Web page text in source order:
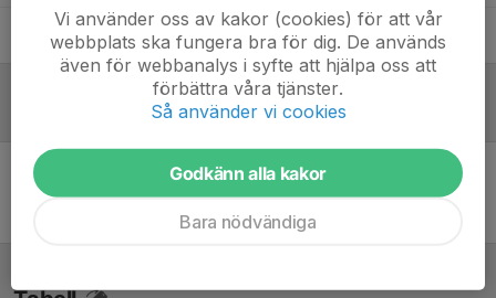
Mikael HappeTränare
Inget referat skrivet
Vi använder oss av kakor (cookies) för att vår
webbplats ska fungera bra för dig. De används
även för webbanalys i syfte att hjälpa oss att
förbättra våra tjänster.
Så använder vi cookies
Godkänn alla kakor
Bara nödvändiga